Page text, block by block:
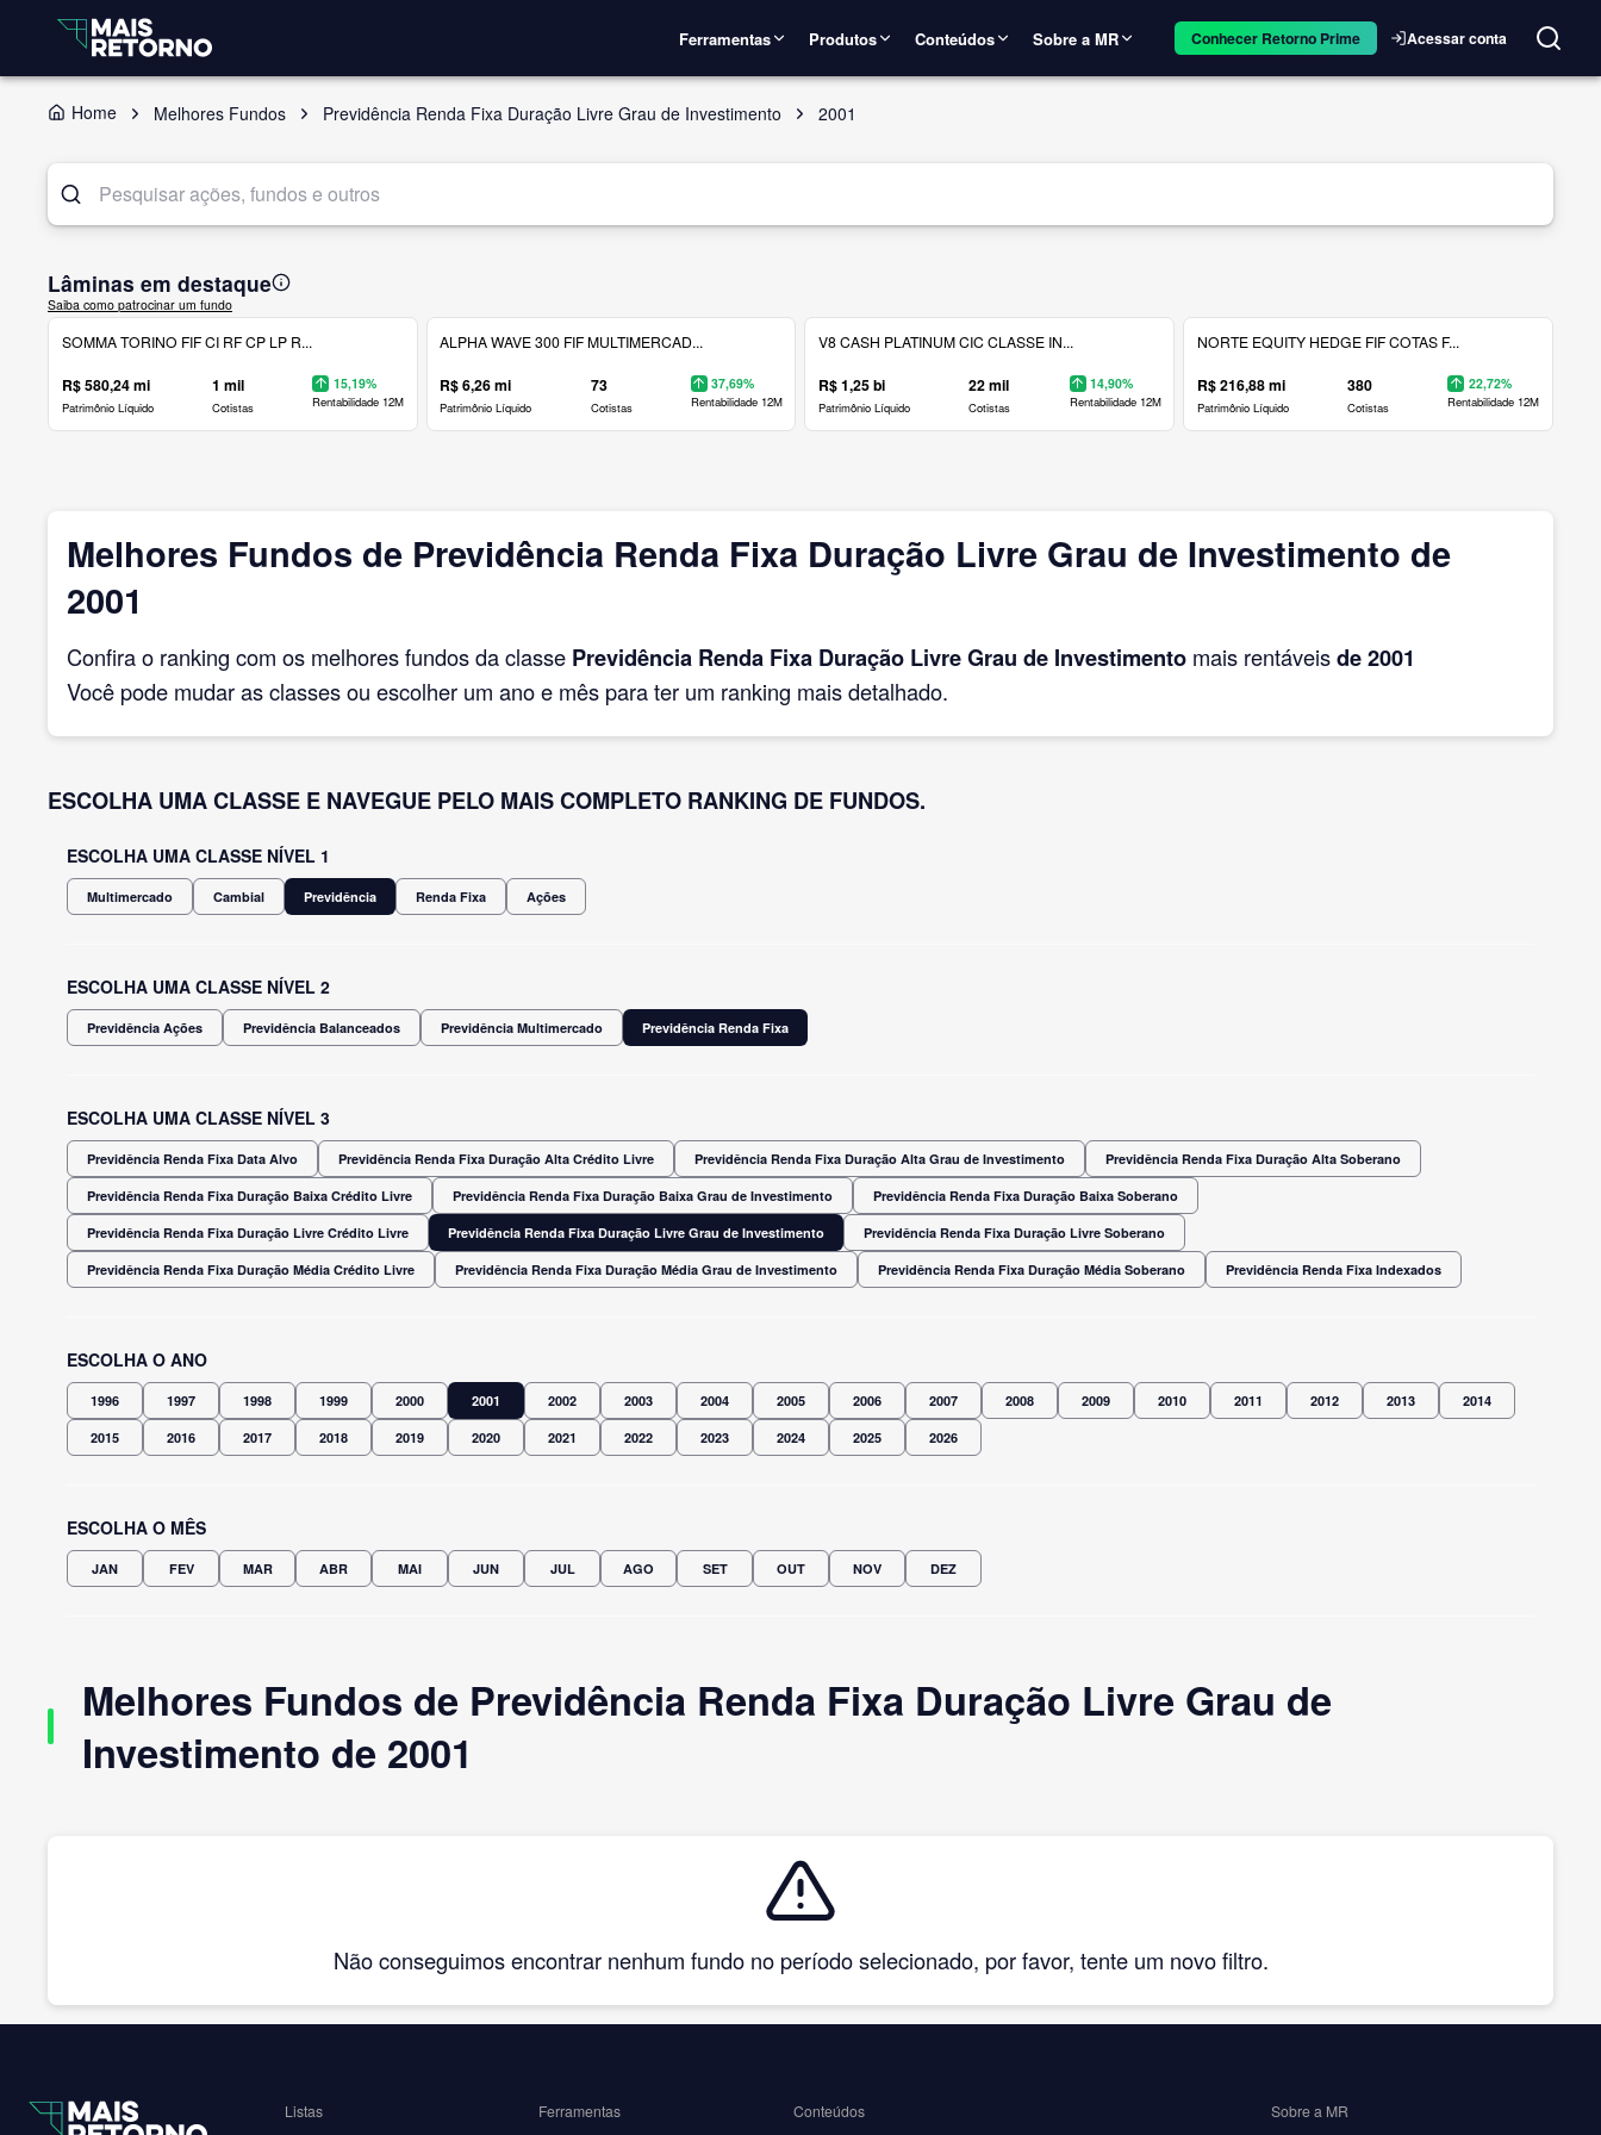
Ferramentas Produtos Conteúdos Sobre a MR Conhecer Retorno Prime Acessar conta
Home Melhores Fundos Previdência Renda Fixa Duração Livre Grau de Investimento 2001
Lâminas em destaque
Saiba como patrocinar um fundo
SOMMA TORINO FIF CI RF CP LP R...
R$ 580,24 mi
Patrimônio Líquido
1 mil
Cotistas
15,19%
Rentabilidade 12M
ALPHA WAVE 300 FIF MULTIMERCAD...
R$ 6,26 mi
Patrimônio Líquido
73
Cotistas
37,69%
Rentabilidade 12M
V8 CASH PLATINUM CIC CLASSE IN...
R$ 1,25 bi
Patrimônio Líquido
22 mil
Cotistas
14,90%
Rentabilidade 12M
NORTE EQUITY HEDGE FIF COTAS F...
R$ 216,88 mi
Patrimônio Líquido
380
Cotistas
22,72%
Rentabilidade 12M
Melhores Fundos de Previdência Renda Fixa Duração Livre Grau de Investimento de
2001
Confira o ranking com os melhores fundos da classe Previdência Renda Fixa Duração Livre Grau de Investimento mais rentáveisde 2001
Você pode mudar as classes ou escolher um ano e mês para ter um ranking mais detalhado.
ESCOLHA UMA CLASSE E NAVEGUE PELO MAIS COMPLETO RANKING DE FUNDOS.
ESCOLHA UMA CLASSE NÍVEL 1
Multimercado Cambial Previdência Renda Fixa Ações
ESCOLHA UMA CLASSE NÍVEL 2
Previdência Ações Previdência Balanceados Previdência Multimercado Previdência Renda Fixa
ESCOLHA UMA CLASSE NÍVEL 3
Previdência Renda Fixa Data Alvo Previdência Renda Fixa Duração Alta Crédito Livre Previdência Renda Fixa Duração Alta Grau de Investimento Previdência Renda Fixa Duração Alta Soberano
Previdência Renda Fixa Duração Baixa Crédito Livre Previdência Renda Fixa Duração Baixa Grau de Investimento Previdência Renda Fixa Duração Baixa Soberano
Previdência Renda Fixa Duração Livre Crédito Livre Previdência Renda Fixa Duração Livre Grau de Investimento Previdência Renda Fixa Duração Livre Soberano
Previdência Renda Fixa Duração Média Crédito Livre Previdência Renda Fixa Duração Média Grau de Investimento Previdência Renda Fixa Duração Média Soberano Previdência Renda Fixa Indexados
ESCOLHA O ANO
1996 1997 1998 1999 2000 2001 2002 2003 2004 2005 2006 2007 2008 2009 2010 2011 2012 2013 2014
2015 2016 2017 2018 2019 2020 2021 2022 2023 2024 2025 2026
ESCOLHA O MÊS
JAN FEV MAR ABR MAI JUN JUL AGO SET OUT NOV DEZ
Melhores Fundos de Previdência Renda Fixa Duração Livre Grau de
Investimento de 2001
Não conseguimos encontrar nenhum fundo no período selecionado, por favor, tente um novo filtro.
Listas Ferramentas Conteúdos Sobre a MR